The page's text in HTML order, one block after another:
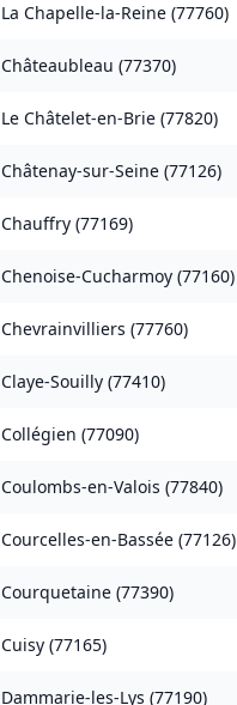
La Chapelle-la-Reine (77760)
Châteaubleau (77370)
Le Châtelet-en-Brie (77820)
Châtenay-sur-Seine (77126)
Chauffry (77169)
Chenoise-Cucharmoy (77160)
Chevrainvilliers (77760)
Claye-Souilly (77410)
Collégien (77090)
Coulombs-en-Valois (77840)
Courcelles-en-Bassée (77126)
Courquetaine (77390)
Cuisy (77165)
Dammarie-les-Lys (77190)